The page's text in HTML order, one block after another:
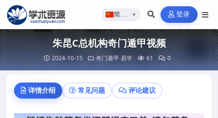
简体…▼ 登录
朱昆C总机构奇门遁甲视频
2024-10-15 奇门遁甲 易学 61 0
详情介绍 常见问题 评论建议